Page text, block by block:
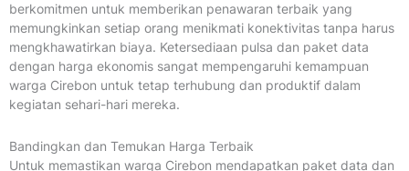
berkomitmen untuk memberikan penawaran terbaik yang
memungkinkan setiap orang menikmati konektivitas tanpa harus
mengkhawatirkan biaya. Ketersediaan pulsa dan paket data
dengan harga ekonomis sangat mempengaruhi kemampuan
warga Cirebon untuk tetap terhubung dan produktif dalam
kegiatan sehari-hari mereka.
Bandingkan dan Temukan Harga Terbaik
Untuk memastikan warga Cirebon mendapatkan paket data dan